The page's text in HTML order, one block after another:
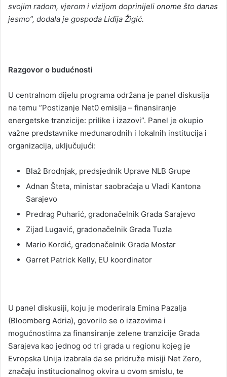
svojim radom, vjerom i vizijom doprinijeli onome što danas
jesmo”, dodala je gospođa Lidija Žigić.
Razgovor o budućnosti
U centralnom dijelu programa održana je panel diskusija
na temu ”Postizanje Net0 emisija – finansiranje
energetske tranzicije: prilike i izazovi”. Panel je okupio
važne predstavnike međunarodnih i lokalnih institucija i
organizacija, uključujući:
Blaž Brodnjak, predsjednik Uprave NLB Grupe
Adnan Šteta, ministar saobraćaja u Vladi Kantona
Sarajevo
Predrag Puharić, gradonačelnik Grada Sarajevo
Zijad Lugavić, gradonačelnik Grada Tuzla
Mario Kordić, gradonačelnik Grada Mostar
Garret Patrick Kelly, EU koordinator
U panel diskusiji, koju je moderirala Emina Pazalja
(Bloomberg Adria), govorilo se o izazovima i
mogućnostima za finansiranje zelene tranzicije Grada
Sarajeva kao jednog od tri grada u regionu kojeg je
Evropska Unija izabrala da se pridruže misiji Net Zero,
značaju institucionalnog okvira u ovom smislu, te